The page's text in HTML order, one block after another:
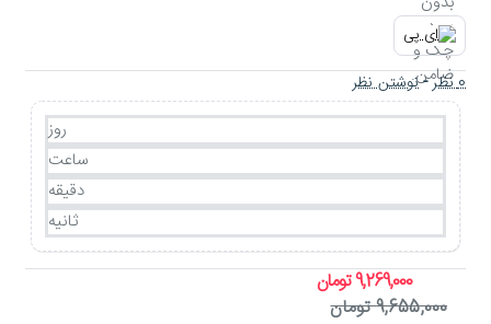
0 نظر -نوشتن نظر
روز
ساعت
دقیقه
ثانیه
9,269,000 تومان
9,655,000 تومان